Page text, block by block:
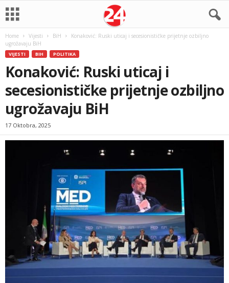
Home Vijesti BiH
Konaković: Ruski uticaj i secesionističke prijetnje ozbiljno
ugrožavaju BiH
VIJESTI BIH POLITIKA
Konaković: Ruski uticaj i
secesionističke prijetnje ozbiljno
ugrožavaju BiH
17 Oktobra, 2025